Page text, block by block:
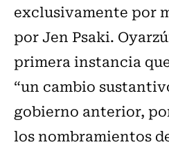
exclusivamente por
por Jen Psaki.
primera instancia
“un cambio
gobierno anterior,
los nombramientos